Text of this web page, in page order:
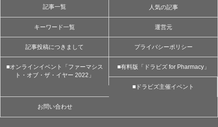
記事一覧 人気の記事
キーワード一覧 運営元
記事投稿につきまして プライバシーポリシー
■オンラインイベント「ファーマシス
ト・オブ・ザ・イヤー 2022」
■有料版「ドラビズ for Pharmacy」
■ドラビズ主催イベント
お問い合わせ